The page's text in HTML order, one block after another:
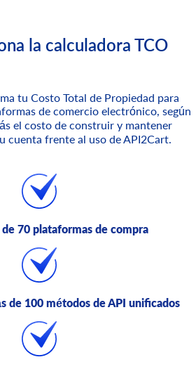
la calculadora TCO
tu Costo Total de Propiedad para
de comercio electrónico, según
el costo de construir y mantener
cuenta frente al uso de API2Cart.
70 plataformas de compra
de 100 métodos de API unificados